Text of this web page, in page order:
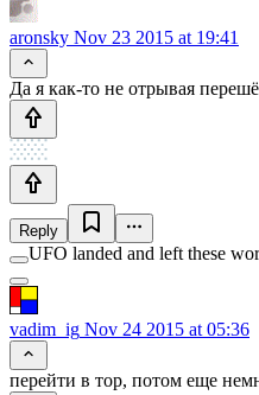
aronsky Nov 23 2015 at 19:41
Да я как-то не отрывая
Reply
UFO landed and left these
vadim_ig Nov 24 2015 at 05:36
перейти в тор, потом еще